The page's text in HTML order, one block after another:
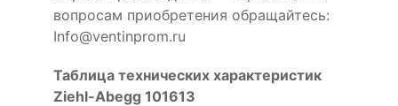
вопросам приобретения обращайтесь:
Info@ventinprom.ru
Таблица технических характеристик
Ziehl-Abegg 101613